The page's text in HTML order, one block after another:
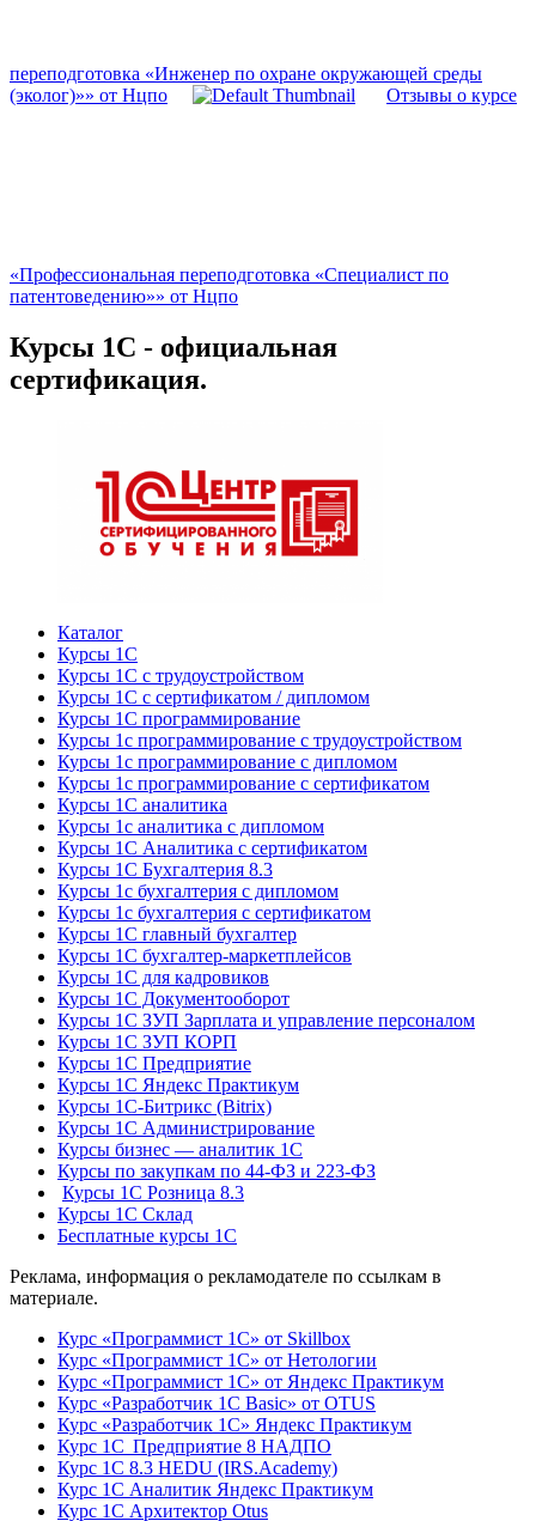
переподготовка «Инженер по охране окружающей среды
(эколог)»» от Нцпо
Отзывы о курсе
«Профессиональная переподготовка «Специалист по
патентоведению»» от Нцпо
Курсы 1С - официальная
сертификация.
Каталог
Курсы 1С
Курсы 1С с трудоустройством
Курсы 1С с сертификатом / дипломом
Курсы 1С программирование
Курсы 1с программирование с трудоустройством
Курсы 1с программирование с дипломом
Курсы 1с программирование с сертификатом
Курсы 1С аналитика
Курсы 1с аналитика с дипломом
Курсы 1С Аналитика с сертификатом
Курсы 1С Бухгалтерия 8.3
Курсы 1с бухгалтерия с дипломом
Курсы 1с бухгалтерия с сертификатом
Курсы 1С главный бухгалтер
Курсы 1С бухгалтер-маркетплейсов
Курсы 1С для кадровиков
Курсы 1С Документооборот
Курсы 1С ЗУП Зарплата и управление персоналом
Курсы 1С ЗУП КОРП
Курсы 1С Предприятие
Курсы 1С Яндекс Практикум
Курсы 1С-Битрикс (Bitrix)
Курсы 1С Администрирование
Курсы бизнес — аналитик 1С
Курсы по закупкам по 44‑ФЗ и 223‑ФЗ
Курсы 1С Розница 8.3
Курсы 1С Склад
Бесплатные курсы 1С
Реклама, информация о рекламодателе по ссылкам в
материале.
Курс «Программист 1С» от Skillbox
Курс «Программист 1С» от Нетологии
Курс «Программист 1С» от Яндекс Практикум
Курс «Разработчик 1С Basic» от OTUS
Курс «Разработчик 1С» Яндекс Практикум
Курс 1С Предприятие 8 НАДПО
Курс 1С 8.3 HEDU (IRS.Academy)
Курс 1С Аналитик Яндекс Практикум
Курс 1С Архитектор Otus